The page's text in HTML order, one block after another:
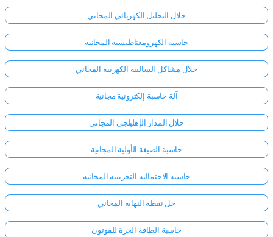
سجّل
الدعم:
حلال التحليل الكهربائي المجاني
حاسبة الكهرومغناطيسية المجانية
حلال مشاكل السالبية الكهربية المجاني
آلة حاسبة إلكترونية مجانية
حلال المدار الإهليلجي المجاني
حاسبة الصيغة الأولية المجانية
حاسبة الاحتمالية التجريبية المجانية
حل نقطة النهاية المجاني
حاسبة الطاقة الحرة للفوتون